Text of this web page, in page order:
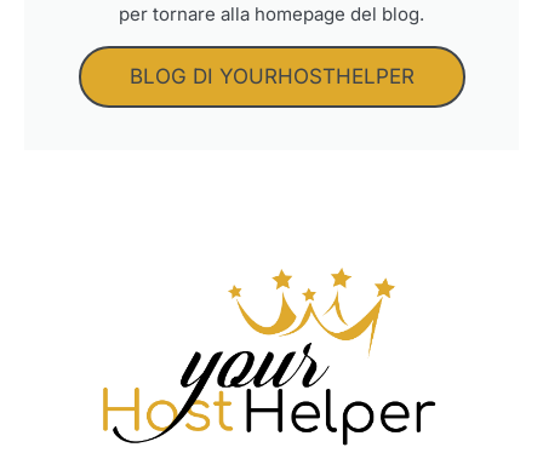
per tornare alla homepage del blog.
BLOG DI YOURHOSTHELPER